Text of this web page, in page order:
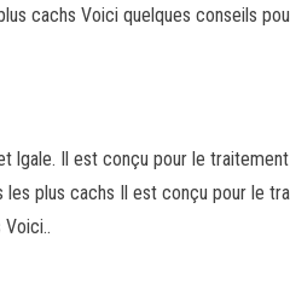
cachs Voici quelques conseils
lgale. Il est conçu pour le
plus cachs Il est conçu pour le